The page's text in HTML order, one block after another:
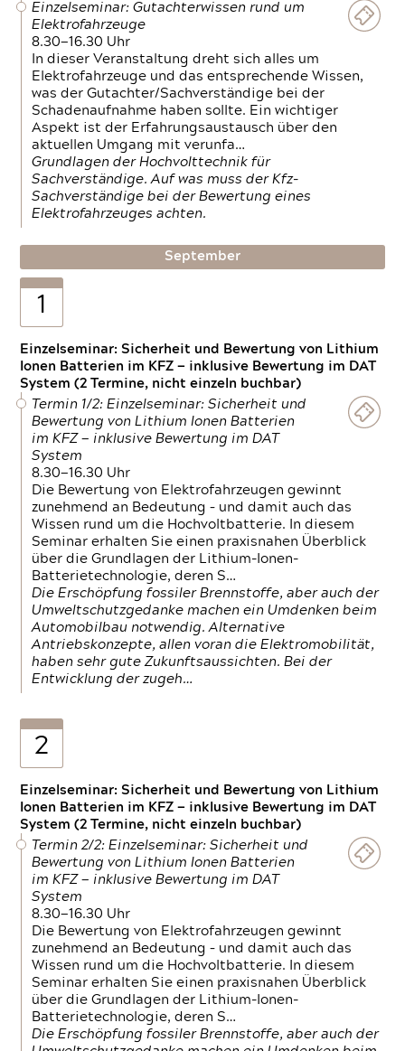
Einzelseminar: Gutachterwissen rund um
Elektrofahrzeuge
8.30—16.30 Uhr
In dieser Veranstaltung dreht sich alles um
Elektrofahrzeuge und das entsprechende Wissen,
was der Gutachter/Sachverständige bei der
Schadenaufnahme haben sollte. Ein wichtiger
Aspekt ist der Erfahrungsaustausch über den
aktuellen Umgang mit verunfa…
Grundlagen der Hochvolttechnik für
Sachverständige. Auf was muss der Kfz-
Sachverständige bei der Bewertung eines
Elektrofahrzeuges achten.
September
1
Einzelseminar: Sicherheit und Bewertung von Lithium
Ionen Batterien im KFZ — inklusive Bewertung im DAT
System (2 Termine, nicht einzeln buchbar)
Termin 1/2: Einzelseminar: Sicherheit und
Bewertung von Lithium Ionen Batterien
im KFZ — inklusive Bewertung im DAT
System
8.30—16.30 Uhr
Die Bewertung von Elektrofahrzeugen gewinnt
zunehmend an Bedeutung – und damit auch das
Wissen rund um die Hochvoltbatterie. In diesem
Seminar erhalten Sie einen praxisnahen Überblick
über die Grundlagen der Lithium-Ionen-
Batterietechnologie, deren S…
Die Erschöpfung fossiler Brennstoffe, aber auch der
Umweltschutzgedanke machen ein Umdenken beim
Automobilbau notwendig. Alternative
Antriebskonzepte, allen voran die Elektromobilität,
haben sehr gute Zukunftsaussichten. Bei der
Entwicklung der zugeh…
2
Einzelseminar: Sicherheit und Bewertung von Lithium
Ionen Batterien im KFZ — inklusive Bewertung im DAT
System (2 Termine, nicht einzeln buchbar)
Termin 2/2: Einzelseminar: Sicherheit und
Bewertung von Lithium Ionen Batterien
im KFZ — inklusive Bewertung im DAT
System
8.30—16.30 Uhr
Die Bewertung von Elektrofahrzeugen gewinnt
zunehmend an Bedeutung – und damit auch das
Wissen rund um die Hochvoltbatterie. In diesem
Seminar erhalten Sie einen praxisnahen Überblick
über die Grundlagen der Lithium-Ionen-
Batterietechnologie, deren S…
Die Erschöpfung fossiler Brennstoffe, aber auch der